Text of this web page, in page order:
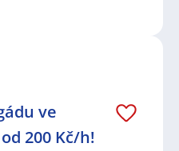
ve
200 Kč/h!